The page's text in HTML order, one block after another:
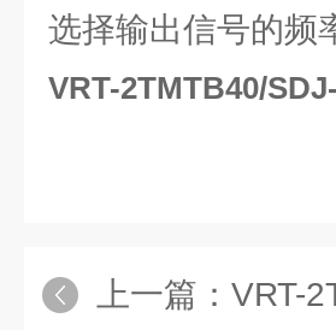
选择输出信号的频
VRT-2TMTB40/
上一篇： VRT-